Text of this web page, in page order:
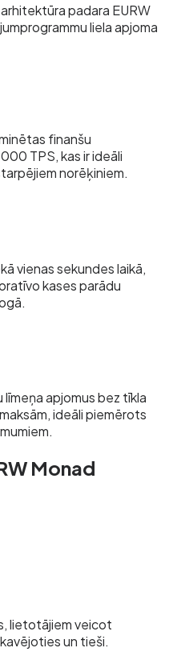
padara EURW
liela apjoma
finanšu
TPS, kas ir ideāli
norēķiniem.
vienas sekundes laikā,
kases parādu
apjomus bez tīkla
ideāli piemērots
Monad
lietotājiem veicot
un tieši.